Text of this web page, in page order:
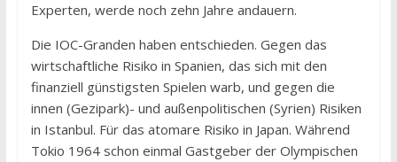
Experten, werde noch zehn Jahre andauern.
Die IOC-Granden haben entschieden. Gegen das
wirtschaftliche Risiko in Spanien, das sich mit den
finanziell günstigsten Spielen warb, und gegen die
innen (Gezipark)- und außenpolitischen (Syrien) Risiken
in Istanbul. Für das atomare Risiko in Japan. Während
Tokio 1964 schon einmal Gastgeber der Olympischen